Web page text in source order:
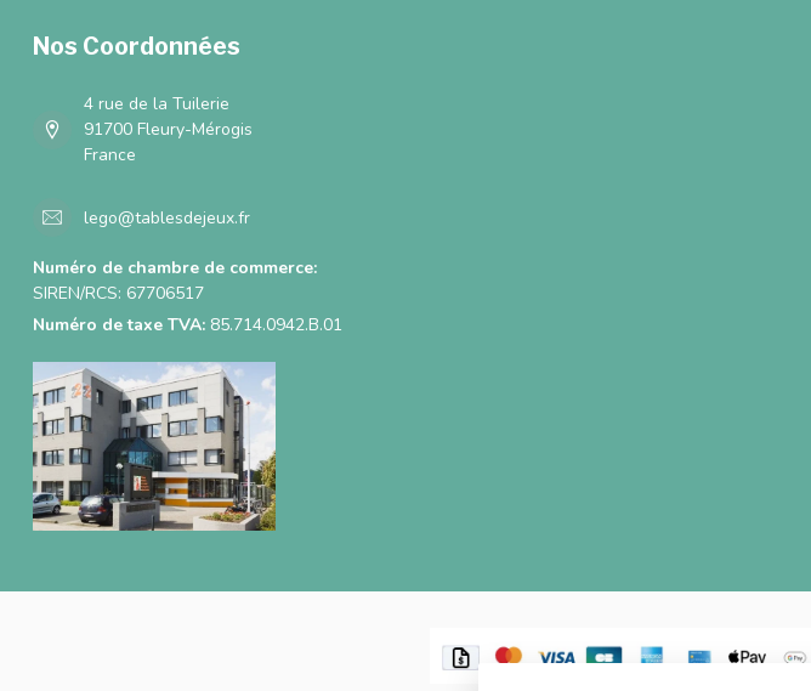
Nos Coordonnées
4 rue de la Tuilerie
91700 Fleury-Mérogis
France
lego@tablesdejeux.fr
Numéro de chambre de commerce:
SIREN/RCS: 67706517
Numéro de taxe TVA: 85.714.0942.B.01